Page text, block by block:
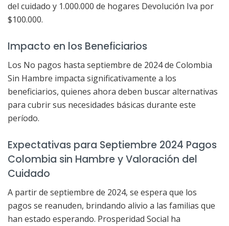
del cuidado y 1.000.000 de hogares Devolución Iva por
$100.000.
Impacto en los Beneficiarios
Los No pagos hasta septiembre de 2024 de Colombia
Sin Hambre impacta significativamente a los
beneficiarios, quienes ahora deben buscar alternativas
para cubrir sus necesidades básicas durante este
período.
Expectativas para Septiembre 2024 Pagos
Colombia sin Hambre y Valoración del
Cuidado
A partir de septiembre de 2024, se espera que los
pagos se reanuden, brindando alivio a las familias que
han estado esperando. Prosperidad Social ha